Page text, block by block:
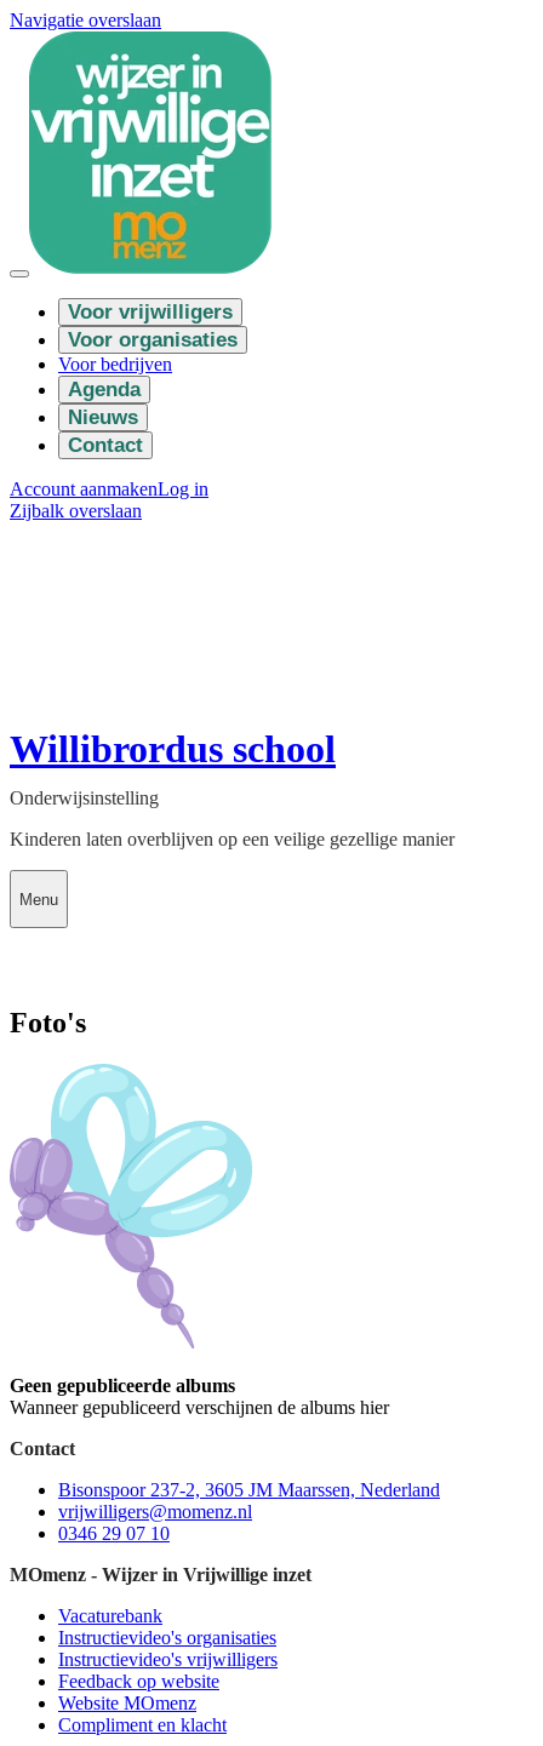
Navigatie overslaan
Voor vrijwilligers
Voor organisaties
Voor bedrijven
Agenda
Nieuws
Contact
Account aanmakenLog in
Zijbalk overslaan
Willibrordus school
Onderwijsinstelling
Kinderen laten overblijven op een veilige gezellige manier
Menu
Foto's
Geen gepubliceerde albums
Wanneer gepubliceerd verschijnen de albums hier
Contact
Bisonspoor 237-2, 3605 JM Maarssen, Nederland
vrijwilligers@momenz.nl
0346 29 07 10
MOmenz - Wijzer in Vrijwillige inzet
Vacaturebank
Instructievideo's organisaties
Instructievideo's vrijwilligers
Feedback op website
Website MOmenz
Compliment en klacht